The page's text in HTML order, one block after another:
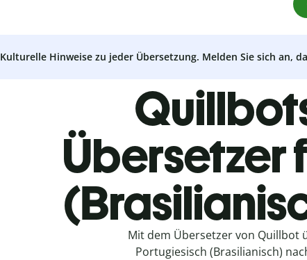
Kulturelle Hinweise zu jeder Übersetzung. Melden Sie sich an,
Übersetzer
Mit dem Übersetzer von Quillbot
Portugiesisch (Brasilianisch)